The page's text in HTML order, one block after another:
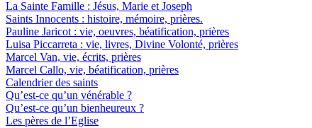
La Sainte Famille : Jésus, Marie et Joseph
Saints Innocents : histoire, mémoire, prières.
Pauline Jaricot : vie, oeuvres, béatification, prières
Luisa Piccarreta : vie, livres, Divine Volonté, prières
Marcel Van, vie, écrits, prières
Marcel Callo, vie, béatification, prières
Calendrier des saints
Qu’est-ce qu’un vénérable ?
Qu’est-ce qu’un bienheureux ?
Les pères de l’Eglise